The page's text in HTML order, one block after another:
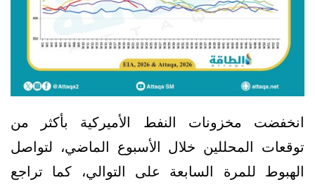
انخفضت مخزونات النفط الأميركية بأكثر من
توقعات المحللين خلال الأسبوع الماضي، لتواصل
الهبوط للمرة السابعة على التوالي، كما تراجع